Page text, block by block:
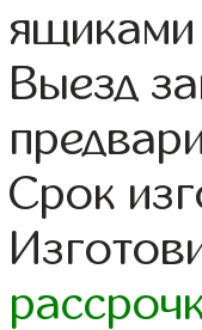
ящиками
Выезд
Срок